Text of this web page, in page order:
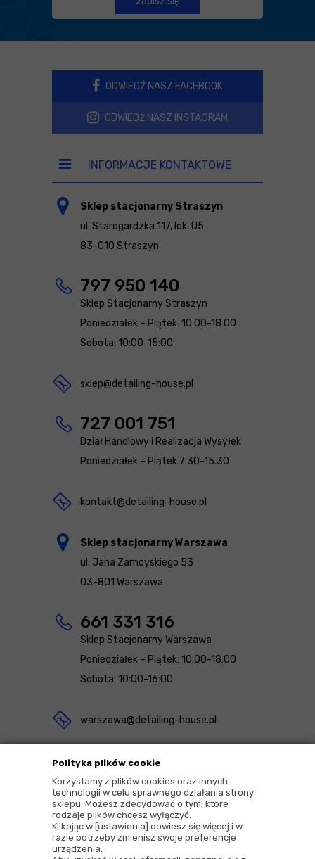
Polityka plików cookie
Korzystamy z plików cookies oraz innych
technologii w celu sprawnego działania strony
sklepu. Możesz zdecydować o tym, które
rodzaje plików chcesz wyłączyć.
Klikając w [ustawienia] dowiesz się więcej i w
razie potrzeby zmienisz swoje preferencje
urządzenia.
ODWIEDŹ NASZ FACEBOOK
ODWIEDŹ NASZ INSTAGRAM
INFORMACJE KONTAKTOWE
Sklep stacjonarny Straszyn
ul. Starogardzka 117, lok. U5
83-010 Straszyn
797 950 140
Sklep Stacjonarny Straszyn
Poniedziałek – Piątek: 10:00-18:00
Sobota: 10:00-15:00
sklep@detailing-house.pl
727 001 751
Dział Handlowy i Realizacja Wysyłek
Poniedziałek – Piątek 7:30-15.30
kontakt@detailing-house.pl
Sklep stacjonarny Warszawa
ul. Jana Zamoyskiego 53
03-801 Warszawa
661 331 316
Sklep Stacjonarny Warszawa
Poniedziałek – Piątek: 10:00-18:00
Sobota: 10:00-16:00
warszawa@detailing-house.pl
Magazyn Rekcin
Nomos Sp. z o.o. sp.k.
ul. Agrestowa 1
83-010 Rekcin